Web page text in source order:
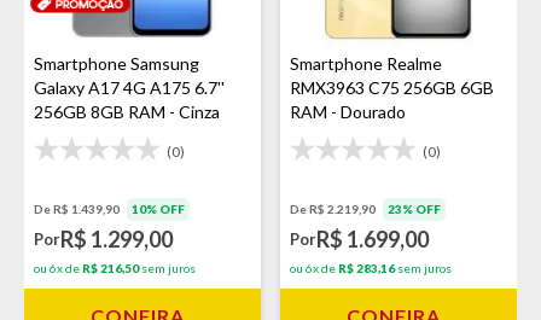
Smartphone Samsung
Galaxy A17 4G A175 6.7''
256GB 8GB RAM - Cinza
(0)
De R$ 1.439,90 10% OFF
PorR$ 1.299,00
ou 6x de R$ 216,50sem juros
Smartphone Realme
RMX3963 C75 256GB 6GB
RAM - Dourado
(0)
De R$ 2.219,90 23% OFF
PorR$ 1.699,00
ou 6x de R$ 283,16sem juros